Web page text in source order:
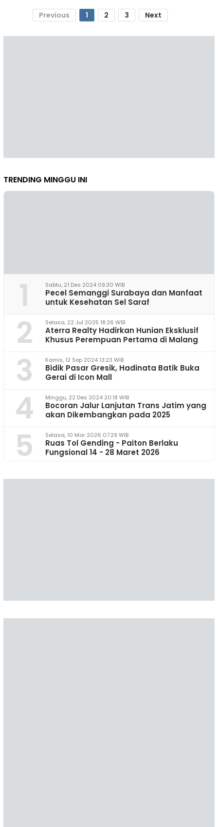
Previous 1 2 3 Next
TRENDING MINGGU INI
1 Sabtu, 21 Des 2024 09:30 WIB
Pecel Semanggi Surabaya dan Manfaat
untuk Kesehatan Sel Saraf
2 Selasa, 22 Jul 2025 18:26 WIB
Aterra Realty Hadirkan Hunian Eksklusif
Khusus Perempuan Pertama di Malang
3 Kamis, 12 Sep 2024 13:23 WIB
Bidik Pasar Gresik, Hadinata Batik Buka
Gerai di Icon Mall
4 Minggu, 22 Des 2024 20:18 WIB
Bocoran Jalur Lanjutan Trans Jatim yang
akan Dikembangkan pada 2025
5 Selasa, 10 Mar 2026 07:29 WIB
Ruas Tol Gending - Paiton Berlaku
Fungsional 14 - 28 Maret 2026